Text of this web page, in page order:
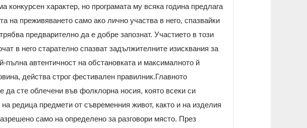
конкурсен характер, но програмата му всяка година предлага
на преживяването само ако лично участва в него, спазвайки
предварително да е добре запознат. Участието в този
в него старателно спазват задължителните изисквания за
автентичност на обстановката и максималното й
действа строг фестивален правилник.Главното
да сте облечени във фолклорна носия, която всеки си
редица предмети от съвременния живот, както и на изделия
само на определено за разговори място. През